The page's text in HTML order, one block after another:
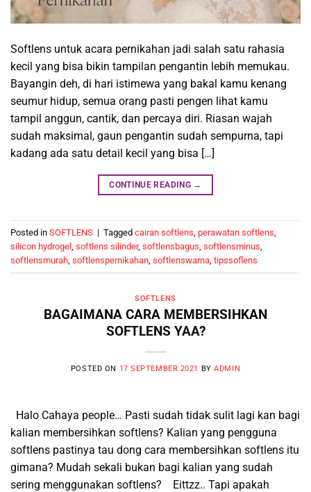
Softlens untuk acara pernikahan jadi salah satu rahasia
kecil yang bisa bikin tampilan pengantin lebih memukau.
Bayangin deh, di hari istimewa yang bakal kamu kenang
seumur hidup, semua orang pasti pengen lihat kamu
tampil anggun, cantik, dan percaya diri. Riasan wajah
sudah maksimal, gaun pengantin sudah sempurna, tapi
kadang ada satu detail kecil yang bisa […]
CONTINUE READING →
Posted in SOFTLENS | Tagged cairan softlens perawatan softlens
silicon hydrogel softlens silinder, softlensbagus softlensminus
softlensmurah softlenspernikahan softlenswarna tipssoflens
SOFTLENS
BAGAIMANA CARA MEMBERSIHKAN
SOFTLENS YAA?
POSTED ON 17 SEPTEMBER 2021 BYADMIN
Halo Cahaya people… Pasti sudah tidak sulit lagi kan bagi
kalian membersihkan softlens? Kalian yang pengguna
softlens pastinya tau dong cara membersihkan softlens itu
gimana? Mudah sekali bukan bagi kalian yang sudah
sering menggunakan softlens? Eittzz.. Tapi apakah